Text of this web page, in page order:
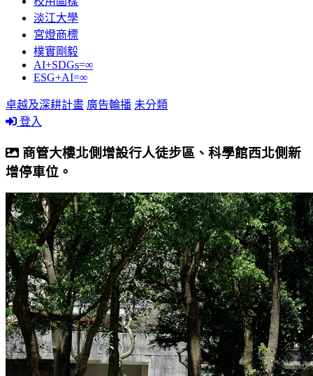
淡江大學
宮燈商標
樸實剛毅
AI+SDGs=∞
ESG+AI=∞
卓越及深耕計畫 廣告輪播 未分類
登入
商管大樓北側增設行人徒步區、科學館西北側新
增停車位。